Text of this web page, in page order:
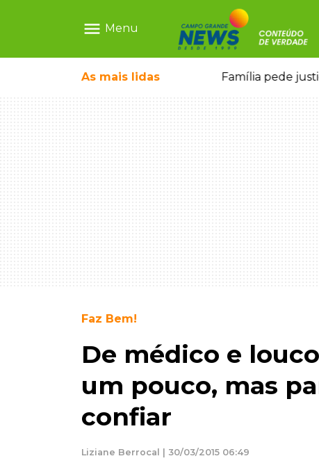
menu Menu
As mais lidas
FAB morrem em confronto Família pede
Faz Bem!
De médico e
um pouco, mas
confiar
Liziane Berrocal | 30/03/2015 06:49